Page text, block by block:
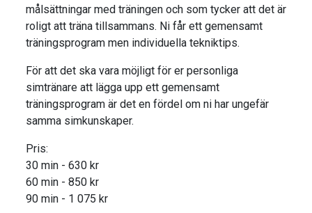
målsättningar med träningen och som tycker att det är
roligt att träna tillsammans. Ni får ett gemensamt
träningsprogram men individuella tekniktips.
För att det ska vara möjligt för er personliga
simtränare att lägga upp ett gemensamt
träningsprogram är det en fördel om ni har ungefär
samma simkunskaper.
Pris:
30 min - 630 kr
60 min - 850 kr
90 min - 1 075 kr